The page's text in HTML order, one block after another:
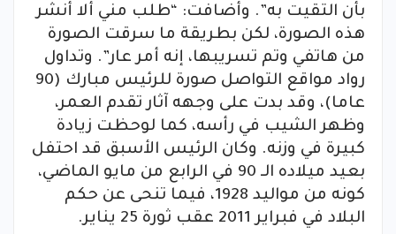
بأن التقيت به”. وأضافت: “طلب مني ألا أنشر
هذه الصورة، لكن بطريقة ما سرقت الصورة
من هاتفي وتم تسريبها، إنه أمر عار”. وتداول
رواد مواقع التواصل صورة للرئيس مبارك (90
عاما)، وقد بدت على وجهه آثار تقدم العمر،
وظهر الشيب في رأسه، كما لوحظت زيادة
كبيرة في وزنه. وكان الرئيس الأسبق قد احتفل
بعيد ميلاده الـ 90 في الرابع من مايو الماضي،
كونه من مواليد 1928، فيما تنحى عن حكم
البلاد في فبراير 2011 عقب ثورة 25 يناير.